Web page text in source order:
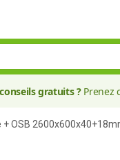
gratuits ?Prenez
OSB